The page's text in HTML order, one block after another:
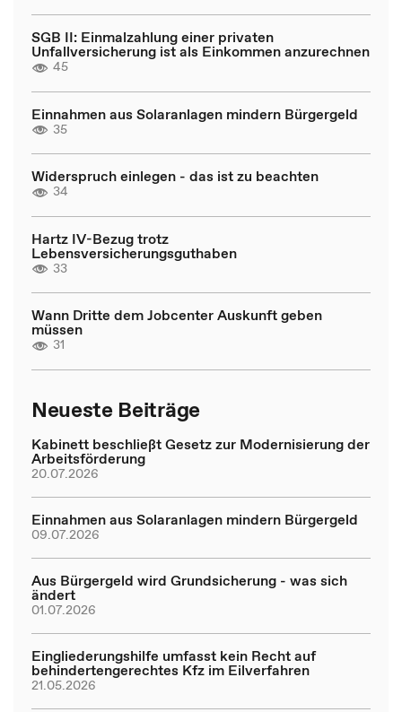
SGB II: Einmalzahlung einer privaten
Unfallversicherung ist als Einkommen anzurechnen
45
Einnahmen aus Solaranlagen mindern Bürgergeld
35
Widerspruch einlegen - das ist zu beachten
34
Hartz IV-Bezug trotz
Lebensversicherungsguthaben
33
Wann Dritte dem Jobcenter Auskunft geben
müssen
31
Neueste Beiträge
Kabinett beschließt Gesetz zur Modernisierung der
Arbeitsförderung
20.07.2026
Einnahmen aus Solaranlagen mindern Bürgergeld
09.07.2026
Aus Bürgergeld wird Grundsicherung - was sich
ändert
01.07.2026
Eingliederungshilfe umfasst kein Recht auf
behindertengerechtes Kfz im Eilverfahren
21.05.2026